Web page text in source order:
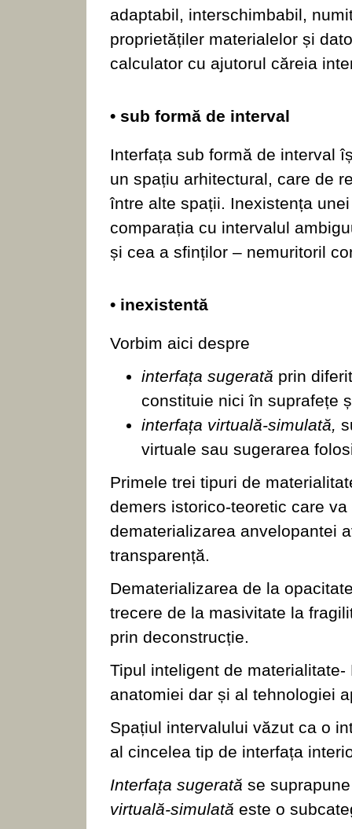
adaptabil, interschimbabil,
proprietățiler materialelor și
calculator cu ajutorul căreia
• sub formă de interval
Interfața sub formă de interval
un spațiu arhitectural, care de
între alte spații. Inexistența
comparația cu intervalul
și cea a sfinților – nemuritoril
• inexistentă
Vorbim aici despre
interfața sugerată prin
constituie nici în suprafețe
interfața virtuală-simulată,
virtuale sau sugerarea
Primele trei tipuri de
demers istorico-teoretic care
dematerializarea anvelopantei
transparență.
Dematerializarea de la
trecere de la masivitate la
prin deconstrucție.
Tipul inteligent de
anatomiei dar și al tehnologiei
Spațiul intervalului văzut ca o
al cincelea tip de interfața
Interfața sugerată se
virtuală-simulată este o